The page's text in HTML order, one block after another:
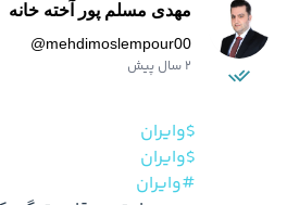
مهدی مسلم پور آخته خانه
@mehdimoslempour00
2 سال پیش
$وایران
$وایران
#وایران